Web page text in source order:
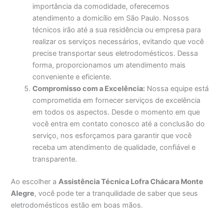
importância da comodidade, oferecemos
atendimento a domicílio em São Paulo. Nossos
técnicos irão até a sua residência ou empresa para
realizar os serviços necessários, evitando que você
precise transportar seus eletrodomésticos. Dessa
forma, proporcionamos um atendimento mais
conveniente e eficiente.
Compromisso com a Excelência: Nossa equipe está
comprometida em fornecer serviços de excelência
em todos os aspectos. Desde o momento em que
você entra em contato conosco até a conclusão do
serviço, nos esforçamos para garantir que você
receba um atendimento de qualidade, confiável e
transparente.
Ao escolher aAssistência Técnica Lofra Chácara Monte
Alegre, você pode ter a tranquilidade de saber que seus
eletrodomésticos estão em boas mãos.